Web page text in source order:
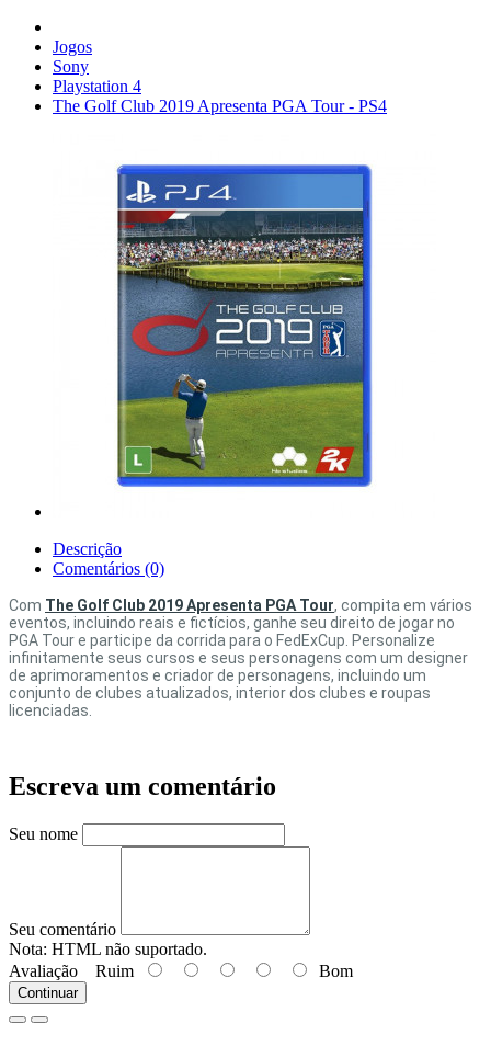
Jogos
Sony
Playstation 4
The Golf Club 2019 Apresenta PGA Tour - PS4
Descrição
Comentários (0)
Com The Golf Club 2019 Apresenta PGA Tour, compita em vários
eventos, incluindo reais e fictícios, ganhe seu direito de jogar no
PGA Tour e participe da corrida para o FedExCup. Personalize
infinitamente seus cursos e seus personagens com um designer
de aprimoramentos e criador de personagens, incluindo um
conjunto de clubes atualizados, interior dos clubes e roupas
licenciadas.
Escreva um comentário
Seu nome
Seu comentário
Nota: HTML não suportado.
Avaliação Ruim Bom
Continuar